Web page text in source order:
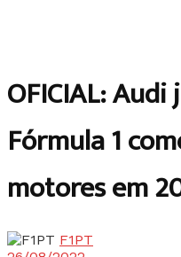
OFICIAL:
Fórmula 1
motores em
F1PT